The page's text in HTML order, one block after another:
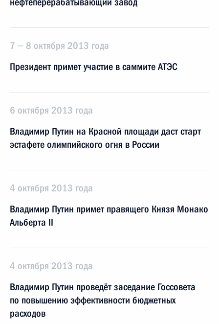
7 − 8 октября 2013 года
Президент примет участие в саммите АТЭС
6 октября 2013 года
Владимир Путин на Красной площади даст старт
эстафете олимпийского огня в России
4 октября 2013 года
Владимир Путин примет правящего Князя Монако
Альберта II
4 октября 2013 года
Владимир Путин проведёт заседание Госсовета
по повышению эффективности бюджетных
расходов